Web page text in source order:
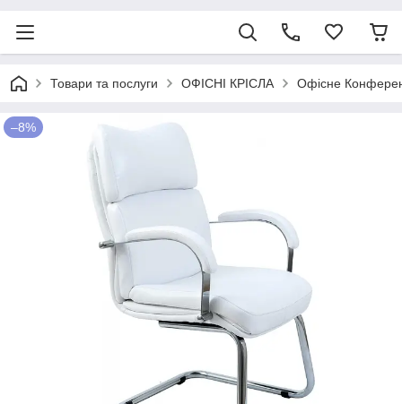
Товари та послуги ОФІСНІ КРІСЛА Офісне
–8%